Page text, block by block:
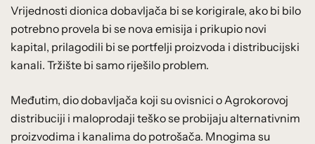
Vrijednosti dionica dobavljača bi se korigirale, ako bi bilo
potrebno provela bi se nova emisija i prikupio novi
kapital, prilagodili bi se portfelji proizvoda i distribucijski
kanali. Tržište bi samo riješilo problem.
Međutim, dio dobavljača koji su ovisnici o Agrokorovoj
distribuciji i maloprodaji teško se probijaju alternativnim
proizvodima i kanalima do potrošača. Mnogima su